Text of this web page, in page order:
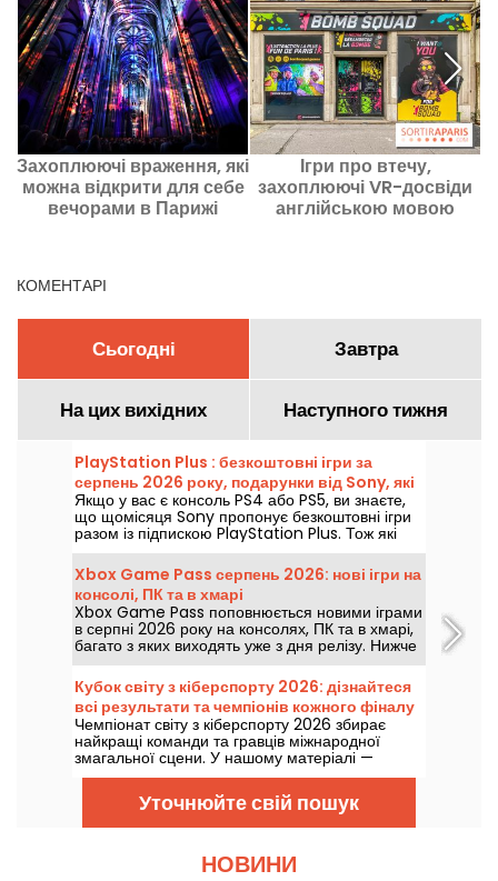
Захоплюючі враження, які
можна відкрити для себе
вечорами в Парижі
Ігри про втечу,
захоплюючі VR-досвіди
англійською мовою
КОМЕНТАРІ
Сьогодні Завтра
На цих вихідних Наступного тижня
PlayStation Plus : безкоштовні ігри за
серпень 2026 року, подарунки від Sony, які
не варто пропускати
Якщо у вас є консоль PS4 або PS5, ви знаєте,
що щомісяця Sony пропонує безкоштовні ігри
разом із підпискою PlayStation Plus. Тож які
ігри доступні безкоштовно у серпні 2026 року?
Ознайомтесь із вибором цього місяця.
Xbox Game Pass серпень 2026: нові ігри на
консолі, ПК та в хмарі
Xbox Game Pass поповнюється новими іграми
в серпні 2026 року на консолях, ПК та в хмарі,
багато з яких виходять уже з дня релізу. Нижче
— основні новинки, які оголосила Microsoft
для підписників сервісу.
Кубок світу з кіберспорту 2026: дізнайтеся
всі результати та чемпіонів кожного фіналу
Чемпіонат світу з кіберспорту 2026 збирає
найкращі команди та гравців міжнародної
змагальної сцени. У нашому матеріалі —
результати фіналів, підсумкові рахунки,
переможці кожного турніру та графік майбутніх
Уточнюйте свій пошук
НОВИНИ